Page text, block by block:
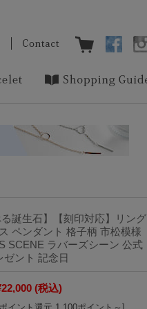
る誕生石】【刻印対応】リング
ペンダント 格子柄 市松模様
SCENE ラバーズシーン 公式
ント 記念日
(税込)